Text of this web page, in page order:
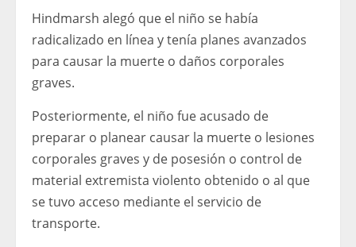
Hindmarsh alegó que el niño se había
radicalizado en línea y tenía planes avanzados
para causar la muerte o daños corporales
graves.
Posteriormente, el niño fue acusado de
preparar o planear causar la muerte o lesiones
corporales graves y de posesión o control de
material extremista violento obtenido o al que
se tuvo acceso mediante el servicio de
transporte.